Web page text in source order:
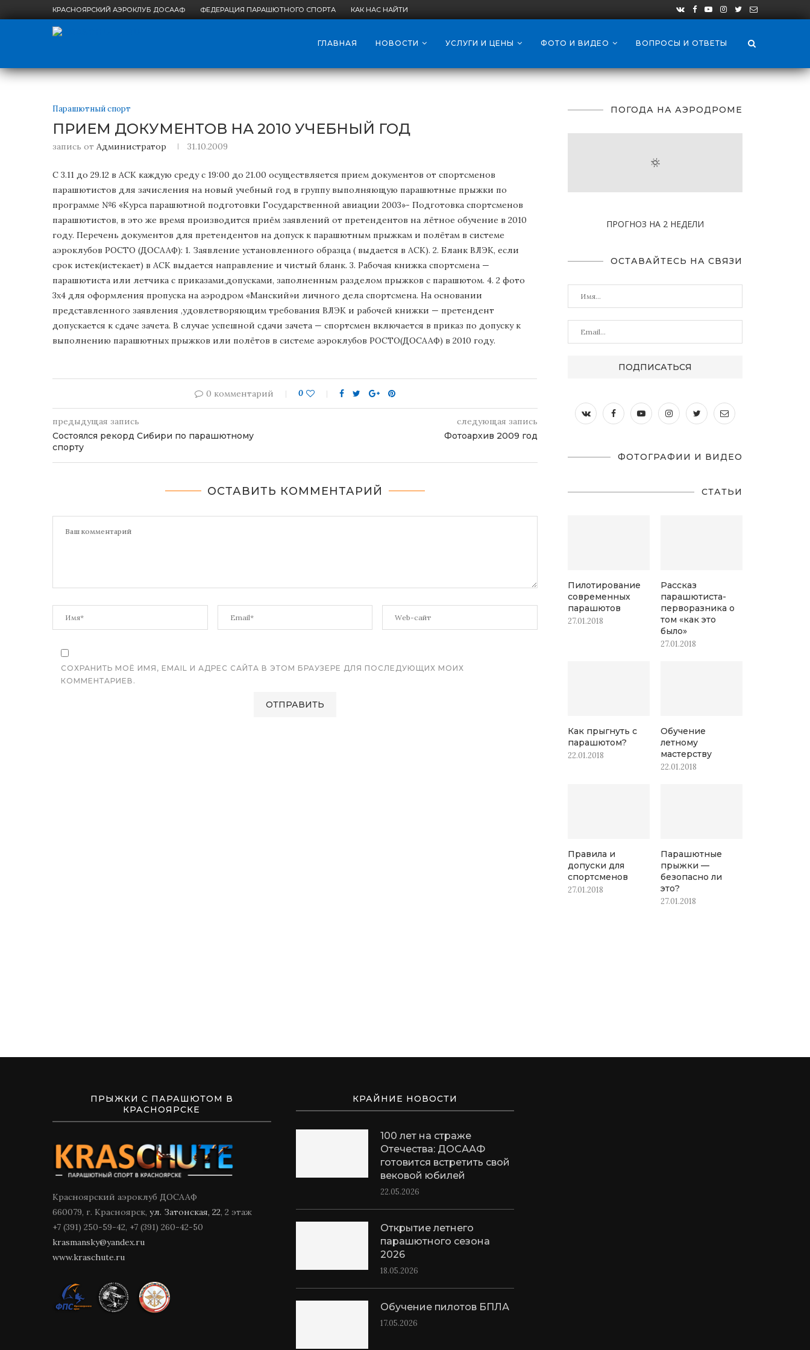
КРАСНОЯРСКИЙ АЭРОКЛУБ ДОСААФ ФЕДЕРАЦИЯ ПАРАШЮТНОГО СПОРТА КАК НАС НАЙТИ
ГЛАВНАЯ НОВОСТИ УСЛУГИ И ЦЕНЫ ФОТО И ВИДЕО ВОПРОСЫ И ОТВЕТЫ
Парашютный спорт
ПРИЕМ ДОКУМЕНТОВ НА 2010 УЧЕБНЫЙ ГОД
запись от Администратор 31.10.2009
С 3.11 до 29.12 в АСК каждую среду с 19:00 до 21.00 осуществляется прием документов от спортсменов
парашютистов для зачисления на новый учебный год в группу выполняющую парашютные прыжки по
программе №6 «Курса парашютной подготовки Государственной авиации 2003»- Подготовка спортсменов
парашютистов, в это же время производится приём заявлений от претендентов на лётное обучение в 2010
году. Перечень документов для претендентов на допуск к парашютным прыжкам и полётам в системе
аэроклубов РОСТО (ДОСААФ): 1. Заявление установленного образца ( выдается в АСК). 2. Бланк ВЛЭК, если
срок истек(истекает) в АСК выдается направление и чистый бланк. 3. Рабочая книжка спортсмена —
парашютиста или летчика с приказами,допусками, заполненным разделом прыжков с парашютом. 4. 2 фото
3х4 для оформления пропуска на аэродром «Манский»и личного дела спортсмена. На основании
представленного заявления ,удовлетворяющим требования ВЛЭК и рабочей книжки — претендент
допускается к сдаче зачета. В случае успешной сдачи зачета — спортсмен включается в приказ по допуску к
выполнению парашютных прыжков или полётов в системе аэроклубов РОСТО(ДОСААФ) в 2010 году.
0 комментарий 0
предыдущая запись
Состоялся рекорд Сибири по парашютному
спорту
следующая запись
Фотоархив 2009 год
ОСТАВИТЬ КОММЕНТАРИЙ
СОХРАНИТЬ МОЁ ИМЯ, EMAIL И АДРЕС САЙТА В ЭТОМ БРАУЗЕРЕ ДЛЯ ПОСЛЕДУЮЩИХ МОИХ
КОММЕНТАРИЕВ.
ПОГОДА НА АЭРОДРОМЕ
ПРОГНОЗ НА 2 НЕДЕЛИ
ОСТАВАЙТЕСЬ НА СВЯЗИ
ФОТОГРАФИИ И ВИДЕО
СТАТЬИ
Пилотирование
современных
парашютов
27.01.2018
Рассказ
парашютиста-
перворазника о
том «как это
было»
27.01.2018
Как прыгнуть с
парашютом?
22.01.2018
Обучение
летному
мастерству
22.01.2018
Правила и
допуски для
спортсменов
27.01.2018
Парашютные
прыжки —
безопасно ли
это?
27.01.2018
ПРЫЖКИ С ПАРАШЮТОМ В
КРАСНОЯРСКЕ
Красноярский аэроклуб ДОСААФ
660079, г. Красноярск, ул. Затонская, 22, 2 этаж
+7 (391) 250-59-42, +7 (391) 260-42-50
krasmansky@yandex.ru
www.kraschute.ru
КРАЙНИЕ НОВОСТИ
100 лет на страже
Отечества: ДОСААФ
готовится встретить свой
вековой юбилей
22.05.2026
Открытие летнего
парашютного сезона
2026
18.05.2026
Обучение пилотов БПЛА
17.05.2026